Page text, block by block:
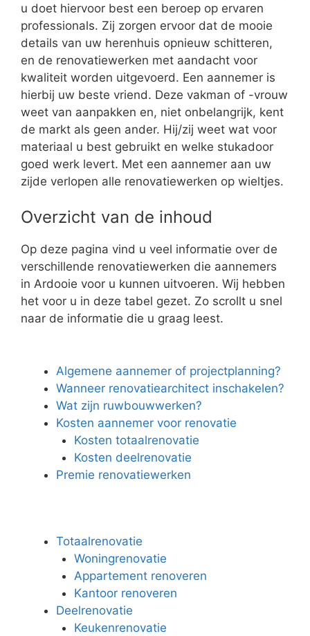
u doet hiervoor best een beroep op ervaren
professionals. Zij zorgen ervoor dat de mooie
details van uw herenhuis opnieuw schitteren,
en de renovatiewerken met aandacht voor
kwaliteit worden uitgevoerd. Een aannemer is
hierbij uw beste vriend. Deze vakman of -vrouw
weet van aanpakken en, niet onbelangrijk, kent
de markt als geen ander. Hij/zij weet wat voor
materiaal u best gebruikt en welke stukadoor
goed werk levert. Met een aannemer aan uw
zijde verlopen alle renovatiewerken op wieltjes.
Overzicht van de inhoud
Op deze pagina vind u veel informatie over de
verschillende renovatiewerken die aannemers
in Ardooie voor u kunnen uitvoeren. Wij hebben
het voor u in deze tabel gezet. Zo scrollt u snel
naar de informatie die u graag leest.
Algemene aannemer of projectplanning?
Wanneer renovatiearchitect inschakelen?
Wat zijn ruwbouwwerken?
Kosten aannemer voor renovatie
Kosten totaalrenovatie
Kosten deelrenovatie
Premie renovatiewerken
Totaalrenovatie
Woningrenovatie
Appartement renoveren
Kantoor renoveren
Deelrenovatie
Keukenrenovatie